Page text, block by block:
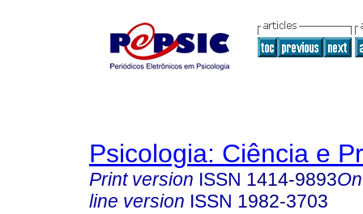
Psicologia: Ciência e
Print version ISSN 1414-9893
line version ISSN 1982-3703